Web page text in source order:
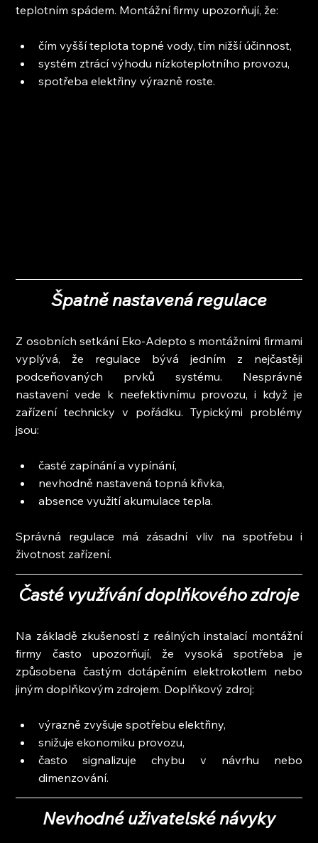
teplotním spádem. Montážní firmy upozorňují, že:
čím vyšší teplota topné vody, tím nižší účinnost,
systém ztrácí výhodu nízkoteplotního provozu,
spotřeba elektřiny výrazně roste.
Špatně nastavená regulace
Z osobních setkání Eko-Adepto s montážními firmami
vyplývá, že regulace bývá jedním z nejčastěji
podceňovaných prvků systému. Nesprávné
nastavení vede k neefektivnímu provozu, i když je
zařízení technicky v pořádku. Typickými problémy
jsou:
časté zapínání a vypínání,
nevhodně nastavená topná křivka,
absence využití akumulace tepla.
Správná regulace má zásadní vliv na spotřebu i
životnost zařízení.
Časté využívání doplňkového zdroje
Na základě zkušeností z reálných instalací montážní
firmy často upozorňují, že vysoká spotřeba je
způsobena častým dotápěním elektrokotlem nebo
jiným doplňkovým zdrojem. Doplňkový zdroj:
výrazně zvyšuje spotřebu elektřiny,
snižuje ekonomiku provozu,
často signalizuje chybu v návrhu nebo
dimenzování.
Nevhodné uživatelské návyky